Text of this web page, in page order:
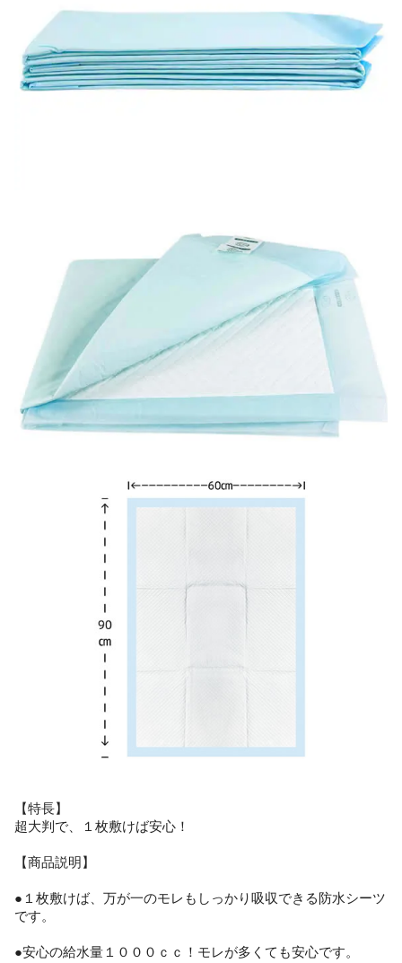
【特長】
超大判で、１枚敷けば安心！
【商品説明】
●１枚敷けば、万が一のモレもしっかり吸収できる防水シーツ
です。
●安心の給水量１０００ｃｃ！モレが多くても安心です。